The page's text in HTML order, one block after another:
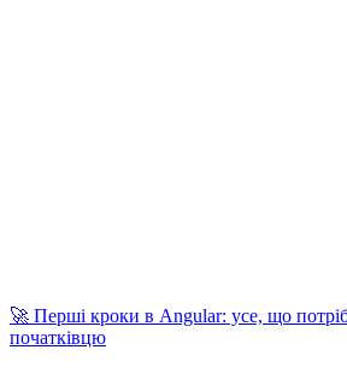
🚀 Перші кроки в Angular: усе, що
початківцю